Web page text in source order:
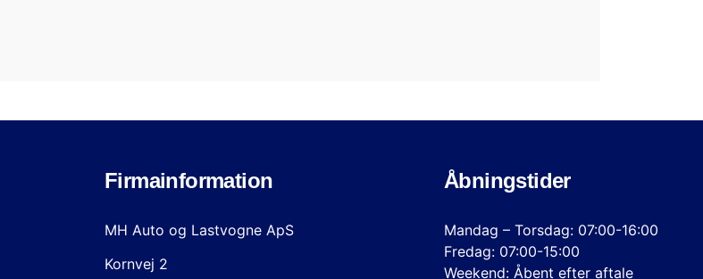
Firmainformation
MH Auto og Lastvogne ApS
Kornvej 2
Åbningstider
Mandag – Torsdag: 07:00-16:00
Fredag: 07:00-15:00
Weekend: Åbent efter aftale